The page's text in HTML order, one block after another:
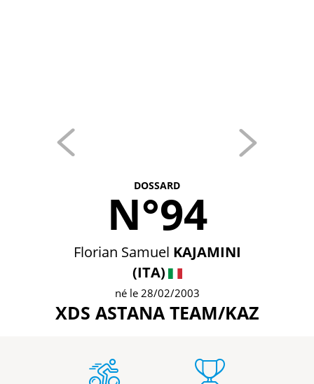
DOSSARD
N°94
Florian Samuel KAJAMINI
(ITA)
né le 28/02/2003
XDS ASTANA TEAM/KAZ